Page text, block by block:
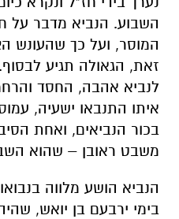
השבוע. הנביא מדבר על
המוסר, ועל כך שהעונש
זאת, הגאולה תגיע
לנביא אהבה, החסד
איתו התנבאו ישעיה,
בכור הנביאים, ואחת
משבט ראובן – שהוא
הנביא הושע מלווה
בימי ירבעם בן יואש,